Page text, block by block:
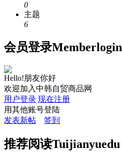
0
主题
6
会员登录Memberlogin
Hello!朋友你好
欢迎加入中韩自贸商品网
用户登录 现在注册
用其他账号登陆
发表新帖
签到
推荐阅读Tuijianyuedu